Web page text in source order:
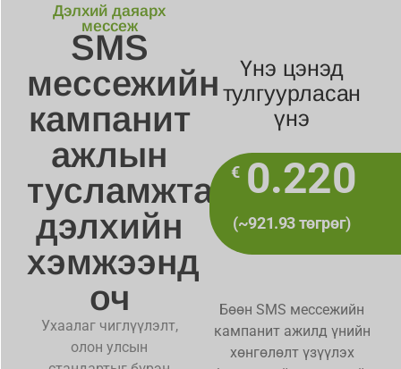
Дэлхий даяарх
мессеж
SMS
мессежийн
кампанит
ажлын
тусламжтайгаар
дэлхийн
хэмжээнд
оч
Ухаалаг чиглүүлэлт,
олон улсын
Үнэ цэнэд
тулгуурласан
үнэ
€ 0.220
(~921.93 төгрөг)
Бөөн SMS мессежийн
кампанит ажилд үнийн
хөнгөлөлт үзүүлэх